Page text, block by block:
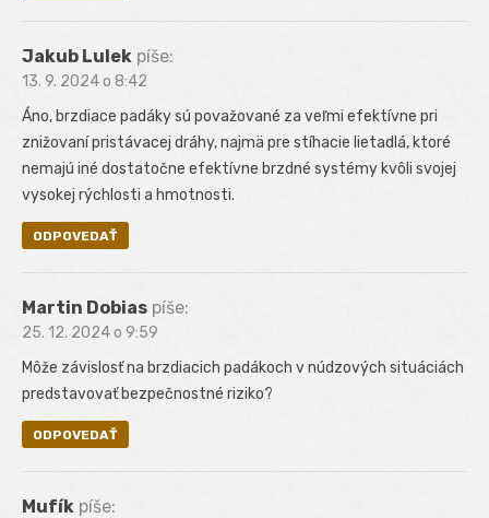
Jakub Lulek píše:
13. 9. 2024 o 8:42
Áno, brzdiace padáky sú považované za veľmi efektívne pri
znižovaní pristávacej dráhy, najmä pre stíhacie lietadlá, ktoré
nemajú iné dostatočne efektívne brzdné systémy kvôli svojej
vysokej rýchlosti a hmotnosti.
ODPOVEDAŤ
Martin Dobias píše:
25. 12. 2024 o 9:59
Môže závislosť na brzdiacich padákoch v núdzových situáciách
predstavovať bezpečnostné riziko?
ODPOVEDAŤ
Mufík píše: